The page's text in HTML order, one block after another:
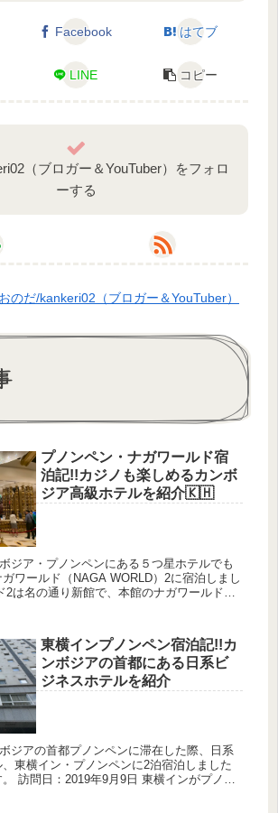
Facebook はてブ
LINE コピー
（ブロガー＆YouTuber）をフォロ
ーする
おのだ/kankeri02（ブロガー＆YouTuber）
プノンペン・ナガワールド宿
泊記!!カジノも楽しめるカンボ
ジア高級ホテルを紹介🇰🇭
ジア・プノンペンにある５つ星ホテルでも
ワールド（NAGA WORLD）2に宿泊しまし
2は名の通り新館で、本館のナガワールドよ
東横インプノンペン宿泊記!!カ
ンボジアの首都にある日系ビ
ジネスホテルを紹介
ジアの首都プノンペンに滞在した際、日系
東横イン・プノンペンに2泊宿泊しました
訪問日：2019年9月9日 東横インがプノン